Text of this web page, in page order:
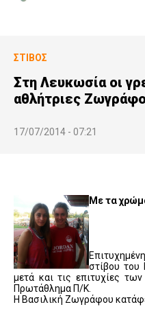
ΣΤΊΒΟΣ
Στη Λευκωσία οι
αθλήτριες
17/07/2014 - 07:21
Με τα
στίβου του
μετά και τις επιτυχίες
Πρωτάθλημα Π/Κ.
Η Βασιλική Ζωγράφου